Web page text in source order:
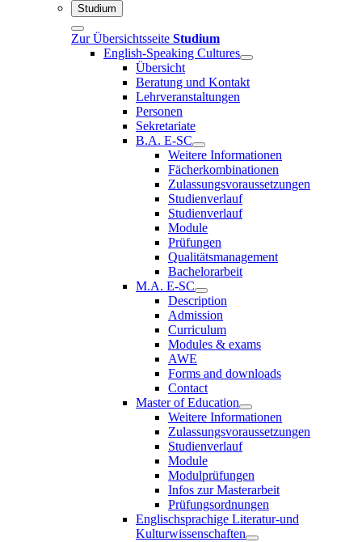
Studium
Zur Übersichtsseite Studium
English-Speaking Cultures
Übersicht
Beratung und Kontakt
Lehrveranstaltungen
Personen
Sekretariate
B.A. E-SC
Weitere Informationen
Fächerkombinationen
Zulassungsvoraussetzungen
Studienverlauf
Studienverlauf
Module
Prüfungen
Qualitätsmanagement
Bachelorarbeit
M.A. E-SC
Description
Admission
Curriculum
Modules & exams
AWE
Forms and downloads
Contact
Master of Education
Weitere Informationen
Zulassungsvoraussetzungen
Studienverlauf
Module
Modulprüfungen
Infos zur Masterarbeit
Prüfungsordnungen
Englischsprachige Literatur-und
Kulturwissenschaften